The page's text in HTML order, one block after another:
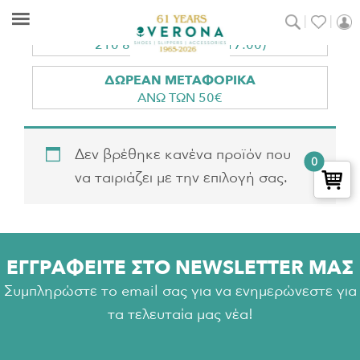
Skip
main
Skip
primary
Skip
footer
Verona
Shoes
Shoes
Accessories
ΤΗΛ. ΠΑΡΑΓΓΕΛΙΕΣ
210 8011560 (10:00-17:00)
ΔΩΡΕΑΝ ΜΕΤΑΦΟΡΙΚΑ
ΑΝΩ ΤΩΝ 50€
Δεν βρέθηκε κανένα προϊόν που
να ταιριάζει με την επιλογή σας.
ΕΓΓΡΑΦΕΙΤΕ ΣΤΟ NEWSLETTER ΜΑΣ
Συμπληρώστε το email σας για να ενημερώνεστε για
τα τελευταία μας νέα!
0